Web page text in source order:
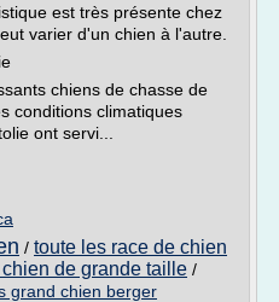
est très présente chez
varier d'un chien à l'autre.
chiens de chasse de
conditions climatiques
ont servi...
/ toute les race de chien
de grande taille /
grand chien berger